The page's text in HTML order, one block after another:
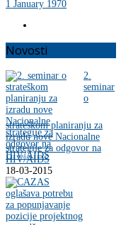
1 January 1970
Novosti
2.
seminar
o
strateškom planiranju za
izradu nove Nacionalne
strategije za odgovor na
HIV/AIDS
18-03-2015